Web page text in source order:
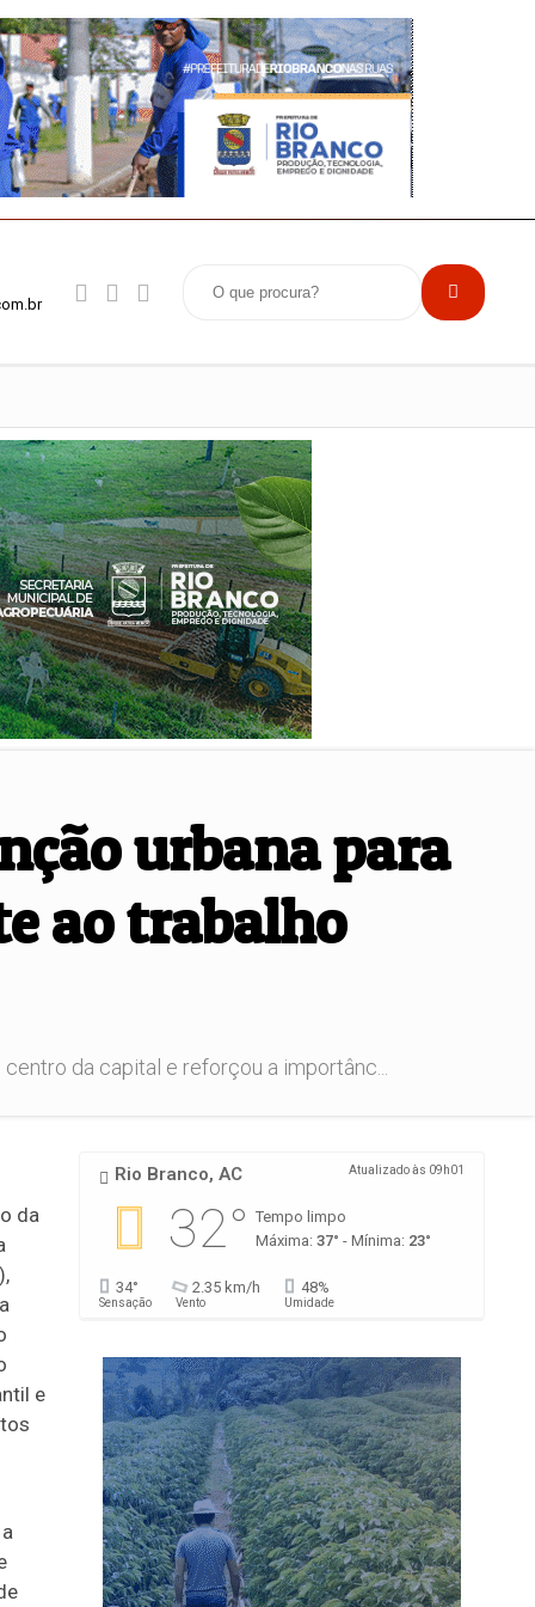
urbana para
ao trabalho
da capital e reforçou a importânc...
da
e
Rio Branco, AC Atualizado às 09h01
32°
Tempo limpo
Máxima:37° - Mínima: 23°
34°
Sensação
2.35 km/h
Vento
48%
Umidade